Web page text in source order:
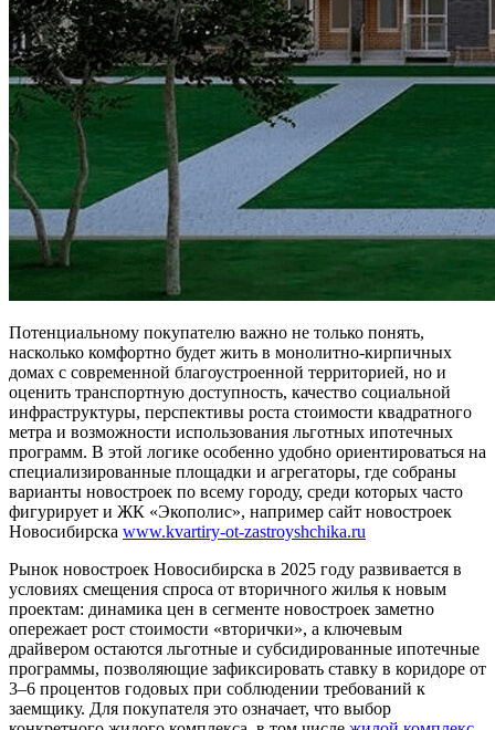
Потенциальному покупателю важно не только понять,
насколько комфортно будет жить в монолитно-кирпичных
домах с современной благоустроенной территорией, но и
оценить транспортную доступность, качество социальной
инфраструктуры, перспективы роста стоимости квадратного
метра и возможности использования льготных ипотечных
программ. В этой логике особенно удобно ориентироваться на
специализированные площадки и агрегаторы, где собраны
варианты новостроек по всему городу, среди которых часто
фигурирует и ЖК «Экополис», например сайт новостроек
Новосибирска www.kvartiry-ot-zastroyshchika.ru
Рынок новостроек Новосибирска в 2025 году развивается в
условиях смещения спроса от вторичного жилья к новым
проектам: динамика цен в сегменте новостроек заметно
опережает рост стоимости «вторички», а ключевым
драйвером остаются льготные и субсидированные ипотечные
программы, позволяющие зафиксировать ставку в коридоре от
3–6 процентов годовых при соблюдении требований к
заемщику. Для покупателя это означает, что выбор